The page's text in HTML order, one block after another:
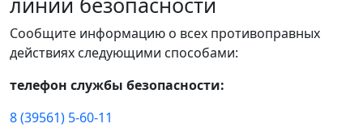
Сообщите информацию о всех противоправных
действиях следующими способами:
телефон службы безопасности:
8 (39561) 5-60-11